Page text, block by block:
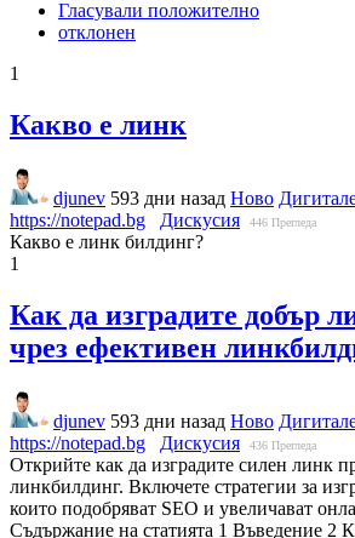
Гласували положително
отклонен
1
Какво е линк
djunev 593 дни назад Ново
https://notepad.bg
Дискусия 446 Прегледа
Какво е линк билдинг?
1
Как да изградите добър
чрез ефективен
djunev 593 дни назад Ново
https://notepad.bg
Дискусия 436 Прегледа
Открийте как да изградите силен линк
линкбилдинг. Включете стратегии за
които подобряват SEO и увеличават
Съдържание на статията 1 Въведение 2